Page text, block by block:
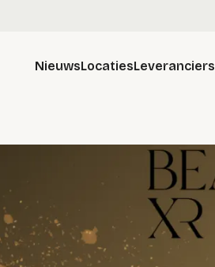
NieuwsLocatiesLeveranciers